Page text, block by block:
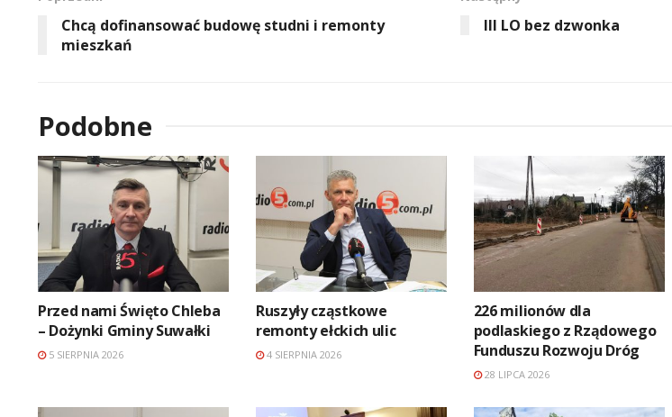
Chcą dofinansować budowę studni i remonty
mieszkań
III LO bez dzwonka
Podobne
Przed nami Święto Chleba
– Dożynki Gminy Suwałki
5 SIERPNIA 2026
Ruszyły cząstkowe
remonty ełckich ulic
4 SIERPNIA 2026
226 milionów dla
podlaskiego z Rządowego
Funduszu Rozwoju Dróg
28 LIPCA 2026